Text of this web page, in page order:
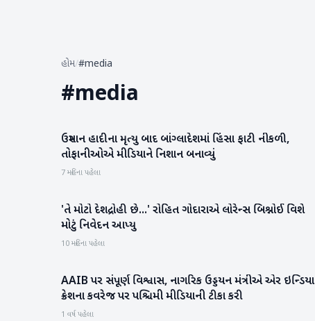
હોમ/#media
#media
રાષ્ટ્રીય
ઉસ્માન હાદીના મૃત્યુ બાદ બાંગ્લાદેશમાં હિંસા ફાટી નીકળી,
તોફાનીઓએ મીડિયાને નિશાન બનાવ્યું
7 મહિના પહેલા
રાષ્ટ્રીય
'તે મોટો દેશદ્રોહી છે...' રોહિત ગોદારાએ લોરેન્સ બિશ્નોઈ વિશે
મોટું નિવેદન આપ્યુ
10 મહિના પહેલા
રાષ્ટ્રીય
AAIB પર સંપૂર્ણ વિશ્વાસ, નાગરિક ઉડ્ડયન મંત્રીએ એર ઇન્ડિયા
ક્રેશના કવરેજ પર પશ્ચિમી મીડિયાની ટીકા કરી
1 વર્ષ પહેલા